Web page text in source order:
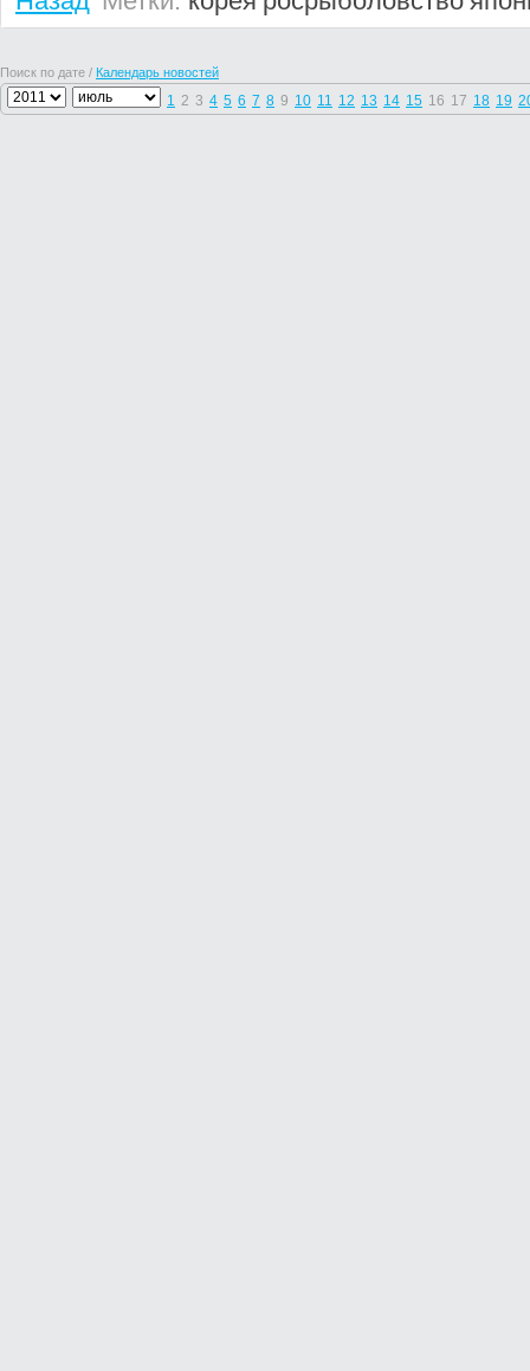
Поиск по дате / Календарь новостей
1 2 3 4 5 6 7 8 9 10 11 12 13 14 15 16 17 18 19